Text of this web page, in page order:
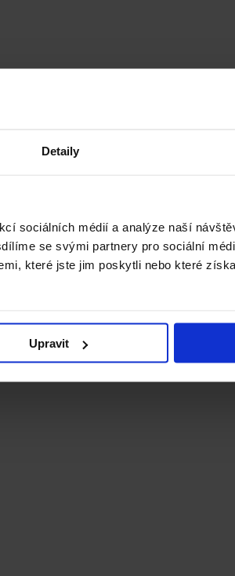
Detaily
sociálních médií a analýze naší
se svými partnery pro sociální
které jste jim poskytli nebo které
Upravit